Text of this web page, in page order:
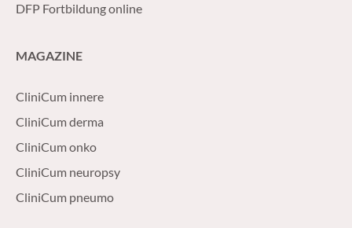
DFP Fortbildung online
MAGAZINE
CliniCum innere
CliniCum derma
CliniCum onko
CliniCum neuropsy
CliniCum pneumo